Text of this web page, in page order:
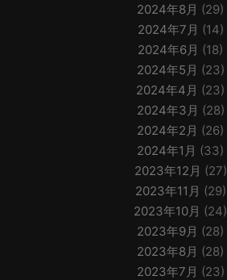
2024年8月 (29)
2024年7月 (14)
2024年6月 (18)
2024年5月 (23)
2024年4月 (23)
2024年3月 (28)
2024年2月 (26)
2024年1月 (33)
2023年12月 (27)
2023年11月 (29)
2023年10月 (24)
2023年9月 (28)
2023年8月 (28)
2023年7月 (23)